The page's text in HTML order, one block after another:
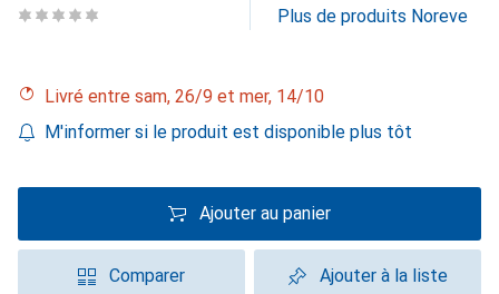
Plus de produits Noreve
Livré entre sam, 26/9 et mer, 14/10
M'informer si le produit est disponible plus tôt
Ajouter au panier
Comparer Ajouter à la liste